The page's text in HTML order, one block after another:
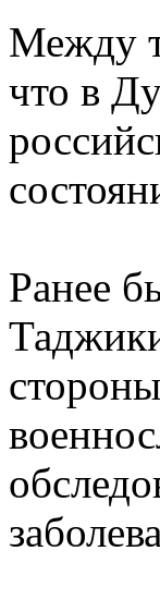
Между
что в
Ранее